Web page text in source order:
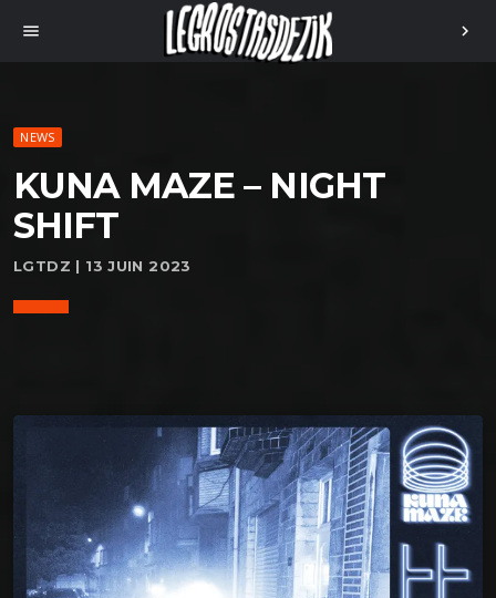
menu chevron_right
NEWS
KUNA MAZE – NIGHT
SHIFT
LGTDZ | 13 JUIN 2023